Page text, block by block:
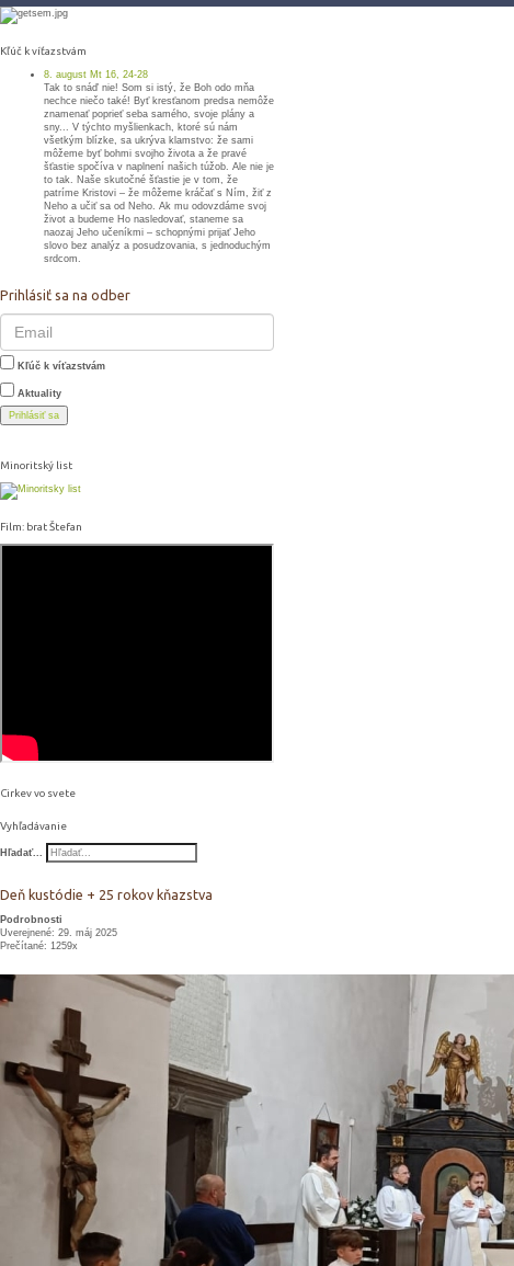
Kľúč k víťazstvám
8. august Mt 16, 24-28
Tak to snáď nie! Som si istý, že Boh odo mňa
nechce niečo také! Byť kresťanom predsa nemôže
znamenať poprieť seba samého, svoje plány a
sny... V týchto myšlienkach, ktoré sú nám
všetkým blízke, sa ukrýva klamstvo: že sami
môžeme byť bohmi svojho života a že pravé
šťastie spočíva v naplnení našich túžob. Ale nie je
to tak. Naše skutočné šťastie je v tom, že
patríme Kristovi – že môžeme kráčať s Ním, žiť z
Neho a učiť sa od Neho. Ak mu odovzdáme svoj
život a budeme Ho nasledovať, staneme sa
naozaj Jeho učeníkmi – schopnými prijať Jeho
slovo bez analýz a posudzovania, s jednoduchým
srdcom.
Prihlásiť sa na odber
Kľúč k víťazstvám
Aktuality
Prihlásiť sa
Minoritský list
Film: brat Štefan
Cirkev vo svete
Vyhľadávanie
Hľadať...
Deň kustódie + 25 rokov kňazstva
Podrobnosti
Uverejnené: 29. máj 2025
Prečítané: 1259x